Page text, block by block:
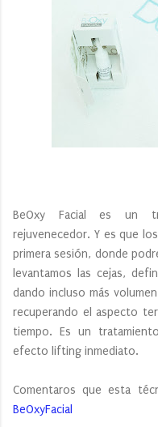
BeOxy Facial es un
rejuvenecedor. Y es que
primera sesión, donde
levantamos las cejas,
dando incluso más
recuperando el aspecto
tiempo. Es un
efecto lifting inmediato.
Comentaros que esta
BeOxyFacial